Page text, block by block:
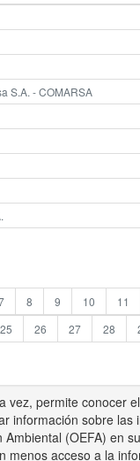
S.A. - COMARSA
8 9 10 11
25 26 27 28
permite conocer
información sobre
(OEFA) en
acceso a la